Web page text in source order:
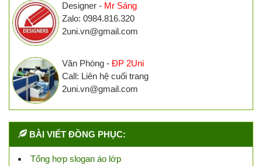
Designer - Mr Sáng
Zalo: 0984.816.320
2uni.vn@gmail.com
Văn Phòng - ĐP 2Uni
Call: Liên hệ cuối trang
2uni.vn@gmail.com
BÀI VIẾT ĐỒNG PHỤC:
Tổng hợp slogan áo lớp